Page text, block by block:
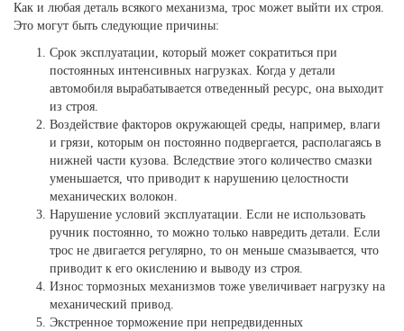
Как и любая деталь всякого механизма, трос может выйти их строя.
Это могут быть следующие причины:
Срок эксплуатации, который может сократиться при
постоянных интенсивных нагрузках. Когда у детали
автомобиля вырабатывается отведенный ресурс, она выходит
из строя.
Воздействие факторов окружающей среды, например, влаги
и грязи, которым он постоянно подвергается, располагаясь в
нижней части кузова. Вследствие этого количество смазки
уменьшается, что приводит к нарушению целостности
механических волокон.
Нарушение условий эксплуатации. Если не использовать
ручник постоянно, то можно только навредить детали. Если
трос не двигается регулярно, то он меньше смазывается, что
приводит к его окислению и выводу из строя.
Износ тормозных механизмов тоже увеличивает нагрузку на
механический привод.
Экстренное торможение при непредвиденных